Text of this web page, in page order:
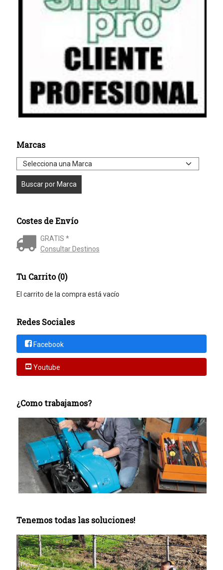
Marcas
Costes de Envío
GRATIS *
Consultar Destinos
Tu Carrito (0)
El carrito de la compra está vacío
Redes Sociales
Facebook
Youtube
¿Como trabajamos?
Tenemos todas las soluciones!